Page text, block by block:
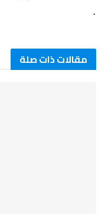
.
مقالات ذات صلة